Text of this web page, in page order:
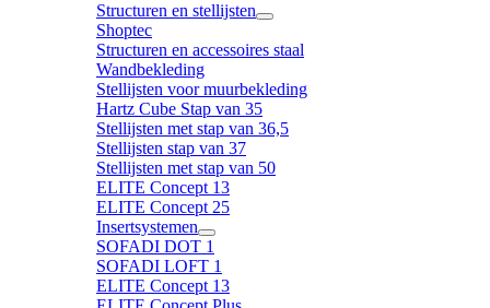
Structuren en stellijsten
Shoptec
Structuren en accessoires staal
Wandbekleding
Stellijsten voor muurbekleding
Hartz Cube Stap van 35
Stellijsten met stap van 36,5
Stellijsten stap van 37
Stellijsten met stap van 50
ELITE Concept 13
ELITE Concept 25
Insertsystemen
SOFADI DOT 1
SOFADI LOFT 1
ELITE Concept 13